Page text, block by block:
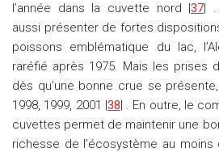
l’année dans la cuvette nord |37| .
aussi présenter de fortes
poissons emblématique du lac,
raréfié après 1975. Mais les prises
dès qu’une bonne crue se
1998, 1999, 2001 |38| . En outre, le
cuvettes permet de maintenir une
richesse de l’écosystème au